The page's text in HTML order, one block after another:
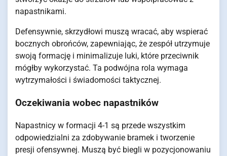
napastnikami.
Defensywnie, skrzydłowi muszą wracać, aby wspierać
bocznych obrońców, zapewniając, że zespół utrzymuje
swoją formację i minimalizuje luki, które przeciwnik
mógłby wykorzystać. Ta podwójna rola wymaga
wytrzymałości i świadomości taktycznej.
Oczekiwania wobec napastników
Napastnicy w formacji 4-1 są przede wszystkim
odpowiedzialni za zdobywanie bramek i tworzenie
presji ofensywnej. Muszą być biegli w pozycjonowaniu